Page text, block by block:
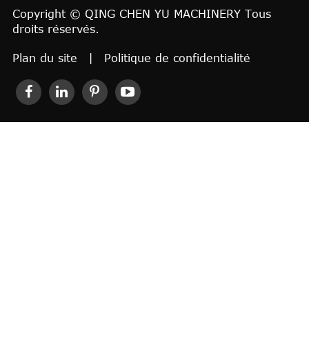
Copyright © QING CHEN YU MACHINERY Tous
droits réservés.
Plan du site Politique de confidentialité